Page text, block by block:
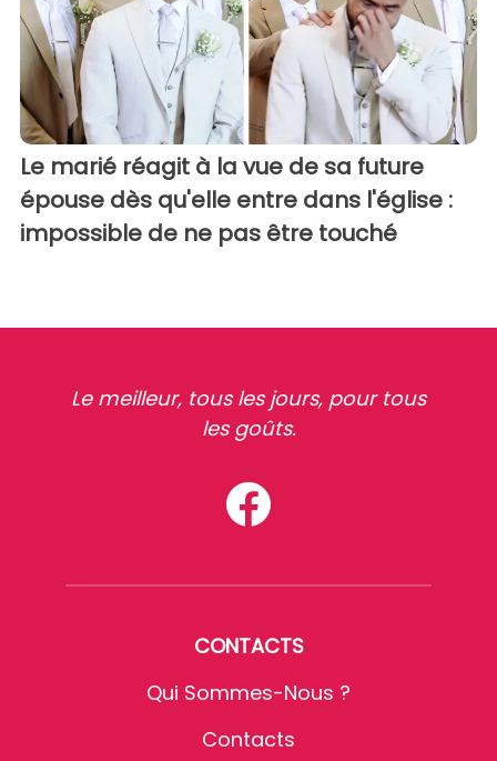
Le marié réagit à la vue de sa future
épouse dès qu'elle entre dans l'église :
impossible de ne pas être touché
Le meilleur, tous les jours, pour tous
les goûts.
CONTACTS
Qui Sommes-Nous ?
Contacts